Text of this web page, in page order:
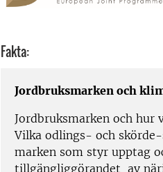
Fakta:
Jordbruksmarken och
Jordbruksmarken och
Vilka odlings- och
marken som styr upptag
tillgängliggörandet av